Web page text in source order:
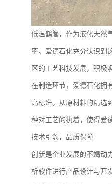
低温鹤管，作为液化天然
率。爱德石化充分认识到
区的工艺科技发展，积极
在制造环节，爱德石化拥
高标准。从原材料的精选
种对工艺的执着，使得爱
技术引领，品质保障
创新是企业发展的不竭动
析软件进行产品设计与开